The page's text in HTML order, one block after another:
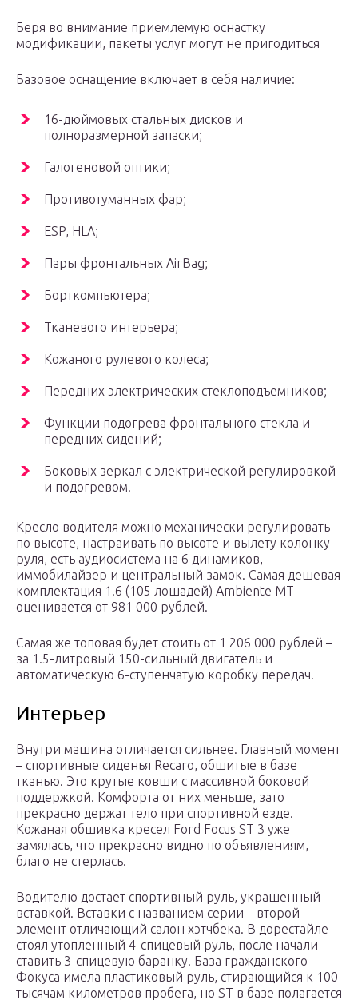
Беря во внимание приемлемую оснастку
модификации, пакеты услуг могут не пригодиться
Базовое оснащение включает в себя наличие:
16-дюймовых стальных дисков и
полноразмерной запаски;
Галогеновой оптики;
Противотуманных фар;
ESP, HLA;
Пары фронтальных AirBag;
Борткомпьютера;
Тканевого интерьера;
Кожаного рулевого колеса;
Передних электрических стеклоподъемников;
Функции подогрева фронтального стекла и
передних сидений;
Боковых зеркал с электрической регулировкой
и подогревом.
Кресло водителя можно механически регулировать
по высоте, настраивать по высоте и вылету колонку
руля, есть аудиосистема на 6 динамиков,
иммобилайзер и центральный замок. Самая дешевая
комплектация 1.6 (105 лошадей) Ambiente MT
оценивается от 981 000 рублей.
Самая же топовая будет стоить от 1 206 000 рублей –
за 1.5-литровый 150-сильный двигатель и
автоматическую 6-ступенчатую коробку передач.
Интерьер
Внутри машина отличается сильнее. Главный момент
– спортивные сиденья Recaro, обшитые в базе
тканью. Это крутые ковши с массивной боковой
поддержкой. Комфорта от них меньше, зато
прекрасно держат тело при спортивной езде.
Кожаная обшивка кресел Ford Focus ST 3 уже
замялась, что прекрасно видно по объявлениям,
благо не стерлась.
Водителю достает спортивный руль, украшенный
вставкой. Вставки с названием серии – второй
элемент отличающий салон хэтчбека. В дорестайле
стоял утопленный 4-спицевый руль, после начали
ставить 3-спицевую баранку. База гражданского
Фокуса имела пластиковый руль, стирающийся к 100
тысячам километров пробега, но ST в базе полагается